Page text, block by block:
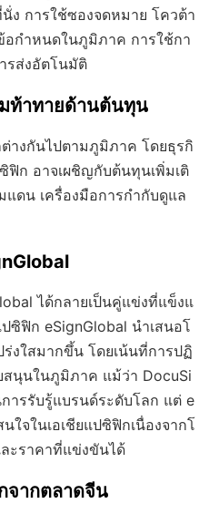
ง การใช้ซองจดหมาย โควต้า
กำหนดในภูมิภาค การใช้กา
รส่งอัตโนมัติ
ท้าทายด้านต้นทุน
างกันไปตามภูมิภาค โดยธุรกิ
ฟิก อาจเผชิญกับต้นทุนเพิ่มเติ
ดน เครื่องมือการกำกับดูแล
ได้กลายเป็นคู่แข่งที่แข็งแ
ซิฟิก eSignGlobal นำเสนอโ
งใสมากขึ้น โดยเน้นที่การปฏิ
นุนในภูมิภาค แม้ว่า DocuSi
ารรับรู้แบรนด์ระดับโลก แต่ e
ใจในเอเชียแปซิฟิกเนื่องจากโ
ะราคาที่แข่งขันได้
จากตลาดจีน